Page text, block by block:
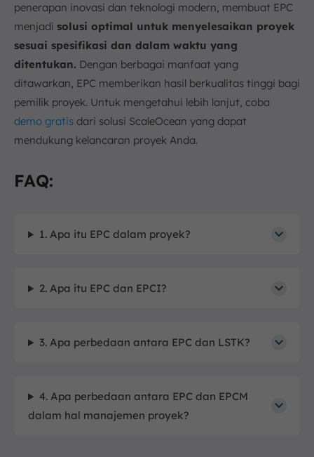
penerapan inovasi dan teknologi modern, membuat EPC
menjadi solusi optimal untuk menyelesaikan proyek
sesuai spesifikasi dan dalam waktu yang
ditentukan. Dengan berbagai manfaat yang
ditawarkan, EPC memberikan hasil berkualitas tinggi bagi
pemilik proyek. Untuk mengetahui lebih lanjut, coba
demo gratis dari solusi ScaleOcean yang dapat
mendukung kelancaran proyek Anda.
FAQ:
1. Apa itu EPC dalam proyek?
2. Apa itu EPC dan EPCI?
3. Apa perbedaan antara EPC dan LSTK?
4. Apa perbedaan antara EPC dan EPCM
dalam hal manajemen proyek?